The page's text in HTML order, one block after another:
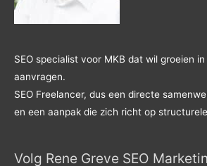
SEO specialist voor MKB dat wil groeien
aanvragen.
SEO Freelancer, dus een directe
en een aanpak die zich richt op
Volg Rene Greve SEO